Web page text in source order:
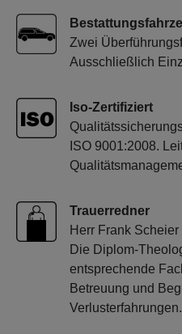
Zwei
Ausschließlich
Iso-Zertifiziert
ISO 9001:2008.
Trauerredner
Herr Frank
Die Diplom-
entsprechende
Betreuung und
Verlusterfahrungen.